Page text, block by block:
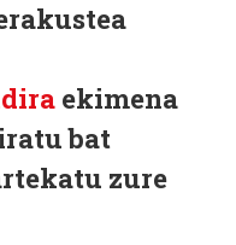
ekimena
bat
zure